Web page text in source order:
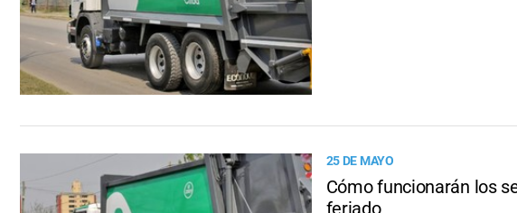
25 DE MAYO
Cómo funcionarán los
feriado